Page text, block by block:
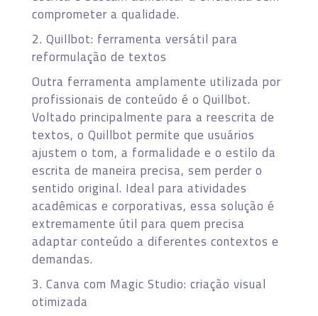
comprometer a qualidade.
2. Quillbot: ferramenta versátil para
reformulação de textos
Outra ferramenta amplamente utilizada por
profissionais de conteúdo é o Quillbot.
Voltado principalmente para a reescrita de
textos, o Quillbot permite que usuários
ajustem o tom, a formalidade e o estilo da
escrita de maneira precisa, sem perder o
sentido original. Ideal para atividades
acadêmicas e corporativas, essa solução é
extremamente útil para quem precisa
adaptar conteúdo a diferentes contextos e
demandas.
3. Canva com Magic Studio: criação visual
otimizada